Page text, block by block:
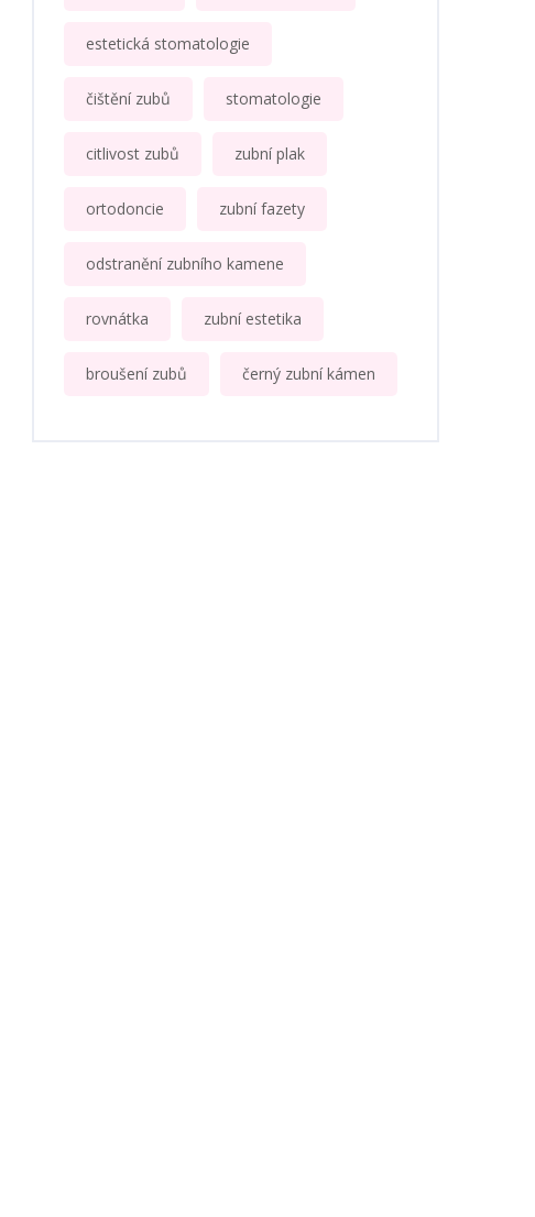
estetická stomatologie
čištění zubů stomatologie
citlivost zubů zubní plak
ortodoncie zubní fazety
odstranění zubního kamene
rovnátka zubní estetika
broušení zubů černý zubní kámen